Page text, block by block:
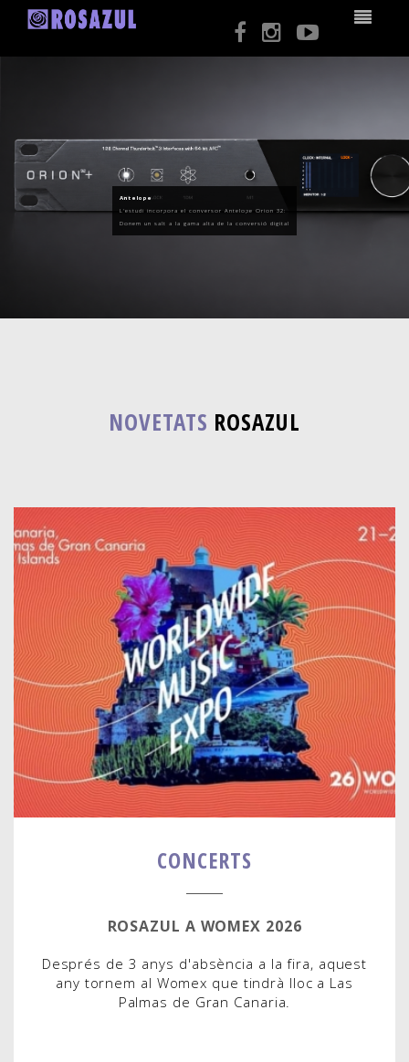
Antelope
L'estudi incorpora el conversor Antelope Orion 32:
Donem un salt a la gama alta de la conversió digital
NOVETATS ROSAZUL
CONCERTS
ROSAZUL A WOMEX 2026
Després de 3 anys d'absència a la fira, aquest
any tornem al Womex que tindrà lloc a Las
Palmas de Gran Canaria.